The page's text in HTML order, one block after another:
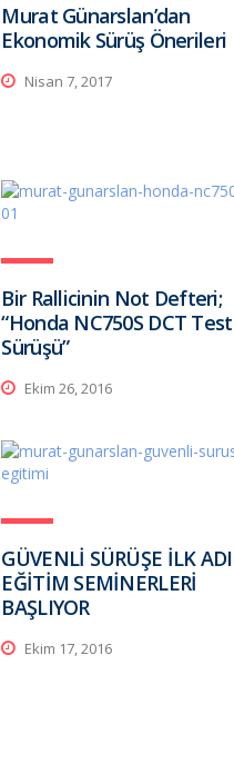
Murat Günarslan’dan
Ekonomik Sürüş Önerileri
Nisan 7, 2017
Bir Rallicinin Not Defteri;
“Honda NC750S DCT Test
Sürüşü”
Ekim 26, 2016
GÜVENLİ SÜRÜŞE İLK
EĞİTİM SEMİNERLERİ
BAŞLIYOR
Ekim 17, 2016